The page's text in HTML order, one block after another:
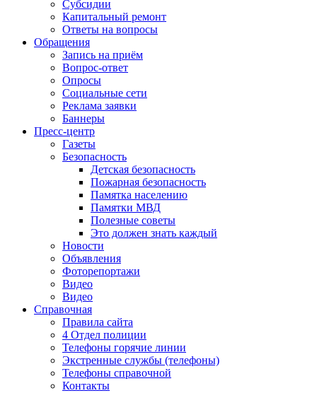
Субсидии
Капитальный ремонт
Ответы на вопросы
Обращения
Запись на приём
Вопрос-ответ
Опросы
Социальные сети
Реклама заявки
Баннеры
Пресс-центр
Газеты
Безопасность
Детская безопасность
Пожарная безопасность
Памятка населению
Памятки МВД
Полезные советы
Это должен знать каждый
Новости
Объявления
Фоторепортажи
Видео
Видео
Справочная
Правила сайта
4 Отдел полиции
Телефоны горячие линии
Экстренные службы (телефоны)
Телефоны справочной
Контакты